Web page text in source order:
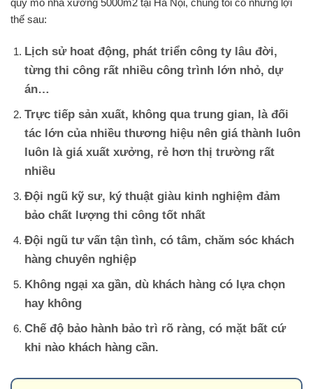
quy mô nhà xưởng 5000m2 tại Hà Nội, chúng tôi có những lợi
thế sau:
Lịch sử hoat động, phát triển công ty lâu đời,
từng thi công rất nhiều công trình lớn nhỏ, dự
án…
Trực tiếp sản xuất, không qua trung gian, là đối
tác lớn của nhiều thương hiệu nên giá thành luôn
luôn là giá xuất xưởng, rẻ hơn thị trường rất
nhiều
Đội ngũ kỹ sư, ký thuật giàu kinh nghiệm đảm
bảo chất lượng thi công tốt nhất
Đội ngũ tư vấn tận tình, có tâm, chăm sóc khách
hàng chuyên nghiệp
Không ngại xa gần, dù khách hàng có lựa chọn
hay không
Chế độ bảo hành bảo trì rõ ràng, có mặt bất cứ
khi nào khách hàng cần.